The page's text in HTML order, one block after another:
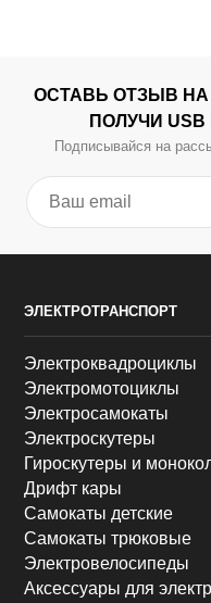
ОСТАВЬ ОТЗЫВ НА
ПОЛУЧИ
Подписывайся на
ЭЛЕКТРОТРАНСПОРТ
Электроквадроциклы
Электромотоциклы
Электросамокаты
Электроскутеры
Гироскутеры и
Дрифт кары
Самокаты детские
Самокаты трюковые
Электровелосипеды
Аксессуары для